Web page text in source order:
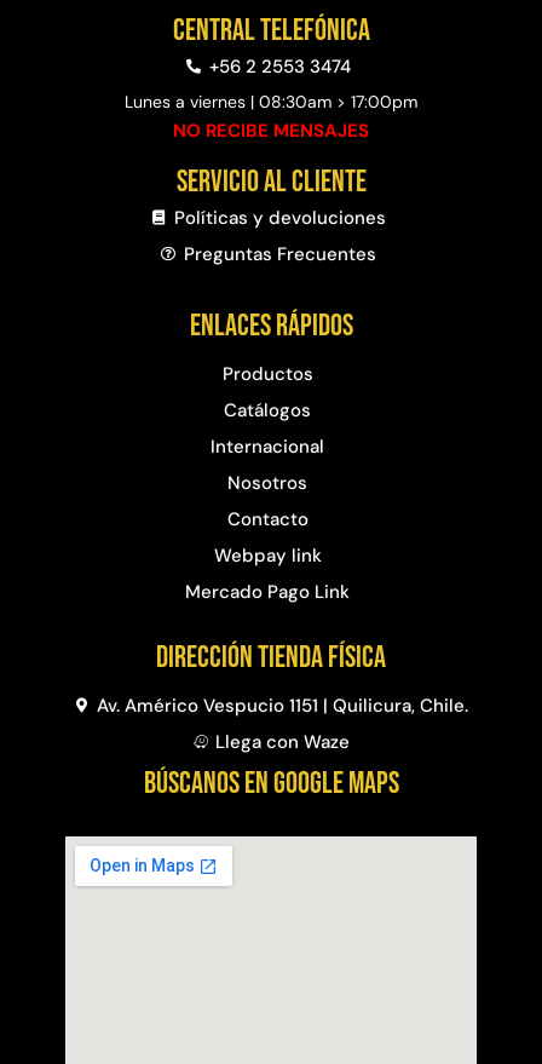
Central telefónica
+56 2 2553 3474
Lunes a viernes | 08:30am > 17:00pm
NO RECIBE MENSAJES
Servicio al cliente
Políticas y devoluciones
Preguntas Frecuentes​
Enlaces rápidos
Productos
Catálogos
Internacional
Nosotros
Contacto
Webpay link
Mercado Pago Link
Dirección Tienda física
Av. Américo Vespucio 1151 | Quilicura, Chile.
Llega con Waze
BÚSCANOS EN GOOGLE MAPS